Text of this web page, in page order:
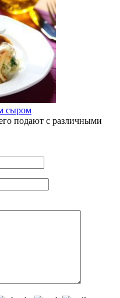
сыром
подают с различными